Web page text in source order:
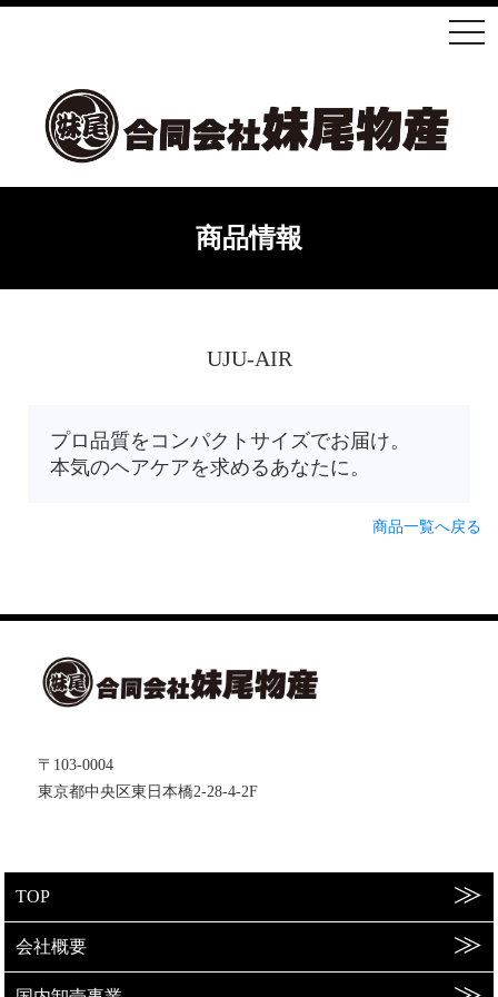
商品情報
UJU-AIR
プロ品質をコンパクトサイズでお届け。
本気のヘアケアを求めるあなたに。
商品一覧へ戻る
〒103-0004
東京都中央区東日本橋2-28-4-2F
TOP
会社概要